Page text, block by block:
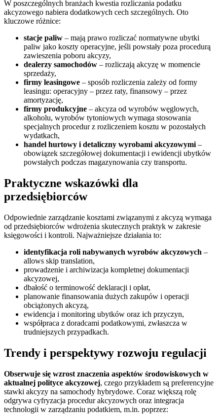
W poszczególnych branżach kwestia rozliczania podatku
akcyzowego nabiera dodatkowych cech szczególnych. Oto
kluczowe różnice:
stacje paliw – mają prawo rozliczać normatywne ubytki
paliw jako koszty operacyjne, jeśli powstały poza procedurą
zawieszenia poboru akcyzy,
dealerzy samochodów – rozliczają akcyzę w momencie
sprzedaży,
firmy leasingowe – sposób rozliczenia zależy od formy
leasingu: operacyjny – przez raty, finansowy – przez
amortyzację,
firmy produkcyjne – akcyza od wyrobów węglowych,
alkoholu, wyrobów tytoniowych wymaga stosowania
specjalnych procedur z rozliczeniem kosztu w pozostałych
wydatkach,
handel hurtowy i detaliczny wyrobami akcyzowymi –
obowiązek szczegółowej dokumentacji i ewidencji ubytków
powstałych podczas magazynowania czy transportu.
Praktyczne wskazówki dla
przedsiębiorców
Odpowiednie zarządzanie kosztami związanymi z akcyzą wymaga
od przedsiębiorców wdrożenia skutecznych praktyk w zakresie
księgowości i kontroli. Najważniejsze działania to:
identyfikacja roli nabywanych wyrobów akcyzowych –
allows skip translation,
prowadzenie i archiwizacja kompletnej dokumentacji
akcyzowej,
dbałość o terminowość deklaracji i opłat,
planowanie finansowania dużych zakupów i operacji
obciążonych akcyzą,
ewidencja i monitoring ubytków oraz ich przyczyn,
współpraca z doradcami podatkowymi, zwłaszcza w
trudniejszych przypadkach.
Trendy i perspektywy rozwoju regulacji
Obserwuje się wzrost znaczenia aspektów środowiskowych w
aktualnej polityce akcyzowej, czego przykładem są preferencyjne
stawki akcyzy na samochody hybrydowe. Coraz większą rolę
odgrywa cyfryzacja procedur akcyzowych oraz integracja
technologii w zarządzaniu podatkiem, m.in. poprzez: